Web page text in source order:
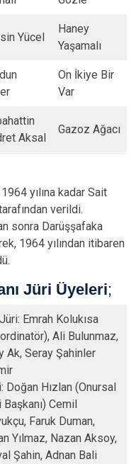
Yücel
​Haney
Yaşamalı
​On İkiye Bir
Var
Aksal
​Gazoz Ağacı
yılına kadar Sait
verildi.
sonra Darüşşafaka
1964 yılından itibaren
Jüri Üyeleri;
Emrah Kolukısa
Ali Bulunmaz,
Ak, Seray Şahinler
Doğan Hızlan (Onursal
Başkanı) Cemil
Faruk Duman,
Yılmaz, Nazan Aksoy,
Şahin, Adnan Bali